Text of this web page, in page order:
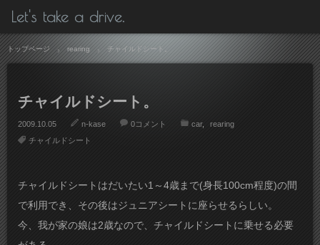
Let's take a drive.
トップページ rearing チャイルドシート。
チャイルドシート。
2009.10.05 n-kase 0コメント car
rearing
チャイルドシート
チャイルドシートはだいたい1～4歳まで(身長100cm程度)の間
で利用でき、その後はジュニアシートに座らせるらしい。
今、我が家の娘は2歳なので、チャイルドシートに乗せる必要